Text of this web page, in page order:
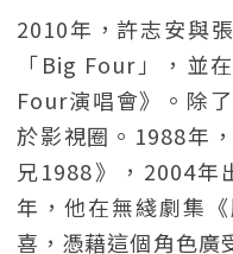
2010年，許志安與
「Big Four」，並
Four演唱會》。除
於影視圈。1988年
兄1988》，2004年
年，他在無綫劇集
喜，憑藉這個角色廣